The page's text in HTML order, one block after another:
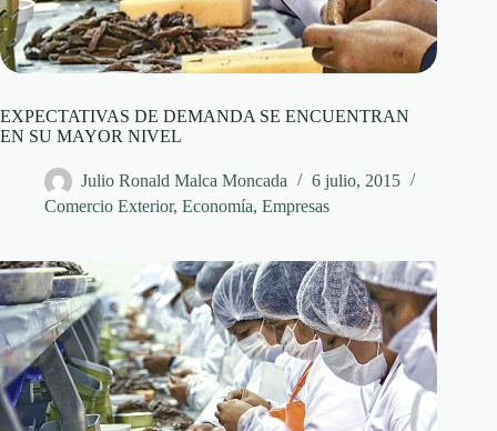
EXPECTATIVAS DE DEMANDA SE ENCUENTRAN
EN SU MAYOR NIVEL
Julio Ronald Malca Moncada
6 julio, 2015
Comercio Exterior, Economía, Empresas